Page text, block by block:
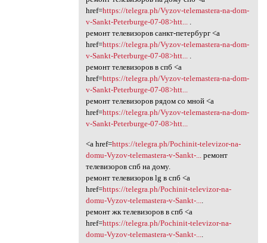
href=https://telegra.ph/Vyzov-telemastera-na-dom-
v-Sankt-Peterburge-07-08>htt...
ремонт телевизоров санкт-петербург <a
href=https://telegra.ph/Vyzov-telemastera-na-dom-
v-Sankt-Peterburge-07-08>htt...
ремонт телевизоров в спб <a
href=https://telegra.ph/Vyzov-telemastera-na-dom-
v-Sankt-Peterburge-07-08>htt...
ремонт телевизоров рядом со мной <a
href=https://telegra.ph/Vyzov-telemastera-na-dom-
v-Sankt-Peterburge-07-08>htt...
<a href=https://telegra.ph/Pochinit-televizor-na-
domu-Vyzov-telemastera-v-Sankt-...ремонт
телевизоров спб на дому.
ремонт телевизоров lg в спб <a
href=https://telegra.ph/Pochinit-televizor-na-
domu-Vyzov-telemastera-v-Sankt-....
ремонт жк телевизоров в спб <a
href=https://telegra.ph/Pochinit-televizor-na-
domu-Vyzov-telemastera-v-Sankt-....